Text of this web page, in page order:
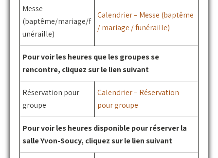
Messe
(baptême/mariage/f
unéraille)
Calendrier – Messe (baptême
/ mariage / funéraille)
Pour voir les heures que les groupes se
rencontre, cliquez sur le lien suivant
Réservation pour
groupe
Calendrier – Réservation
pour groupe
Pour voir les heures disponible pour réserver la
salle Yvon-Soucy, cliquez sur le lien suivant